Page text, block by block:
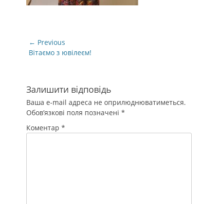
Навігація
записів
← Previous
Previous
Вітаємо з ювілеєм!
Залишити відповідь
Ваша e-mail адреса не оприлюднюватиметься.
Обов’язкові поля позначені *
Коментар *